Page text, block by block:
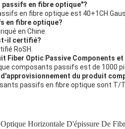
passifs en fibre optique"?
en fibre optique est 40+1CH
en fibre optique?
en Chine.
il certifié?
RoSH.
Fiber Optic Passive Components
composants passifs est de 1000
du produit
passifs en fibre optique sont T/
Horizontale D'épissure De